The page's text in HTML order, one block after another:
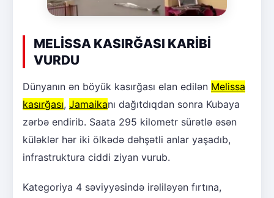
MELİSSA KASIRĞASI KARİBİ
VURDU
Dünyanın ən böyük kasırğası elan edilən Melissa
kasırğası, Jamaikanı dağıtdıqdan sonra Kubaya
zərbə endirib. Saata 295 kilometr sürətlə əsən
küləklər hər iki ölkədə dəhşətli anlar yaşadıb,
infrastruktura ciddi ziyan vurub.
Kategoriya 4 səviyyəsində irəliləyən fırtına,